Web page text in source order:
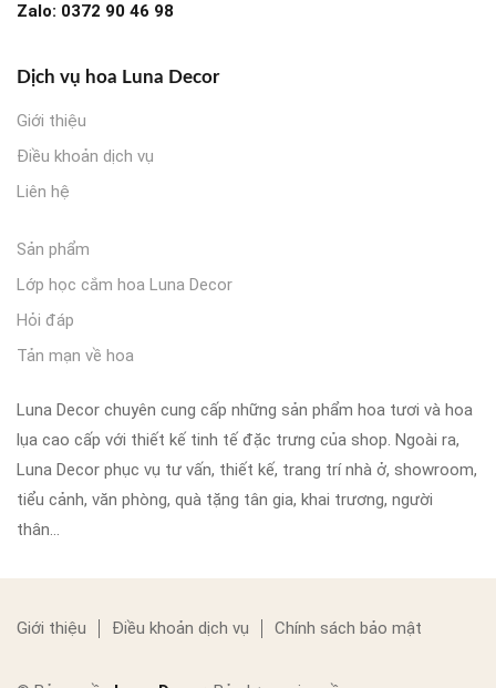
Zalo: 0372 90 46 98
Dịch vụ hoa Luna Decor
Giới thiệu
Điều khoản dịch vụ
Liên hệ
Sản phẩm
Lớp học cắm hoa Luna Decor
Hỏi đáp
Tản mạn về hoa
Luna Decor chuyên cung cấp những sản phẩm hoa tươi và hoa
lụa cao cấp với thiết kế tinh tế đặc trưng của shop. Ngoài ra,
Luna Decor phục vụ tư vấn, thiết kế, trang trí nhà ở, showroom,
tiểu cảnh, văn phòng, quà tặng tân gia, khai trương, người
thân…
Giới thiệu Điều khoản dịch vụ Chính sách bảo mật